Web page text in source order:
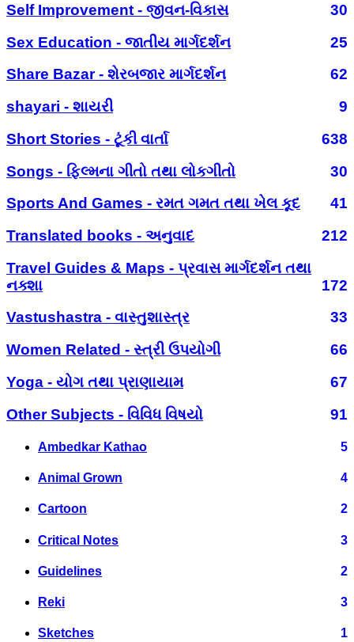
Self Improvement - જીવન-વિકાસ
30
Sex Education - જાતીય માર્ગદર્શન
25
Share Bazar - શેરબજાર માર્ગદર્શન
62
shayari - શાયરી
9
Short Stories - ટૂંકી વાર્તા
638
Songs - ફિલ્મના ગીતો તથા લોકગીતો
30
Sports And Games - રમત ગમત તથા ખેલ કૂદ
41
Translated books - અનુવાદ
212
Travel Guides & Maps - પ્રવાસ માર્ગદર્શન તથા
નક્શા
172
Vastushastra - વાસ્તુશાસ્ત્ર
33
Women Related - સ્ત્રી ઉપયોગી
66
Yoga - યોગ તથા પ્રાણાયામ
67
Other Subjects - વિવિધ વિષયો
91
Ambedkar Kathao 5
Animal Grown 4
Cartoon 2
Critical Notes 3
Guidelines 2
Reki 3
Sketches 1